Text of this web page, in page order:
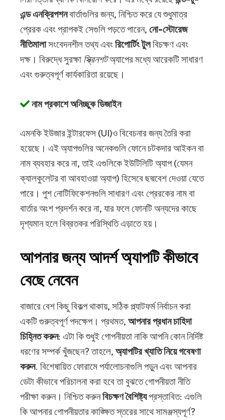
এন্ড এনক্রিপশনবার্তাগুলির জন্য, নিশ্চিত করে যে শুধুমাত্র
প্রেরক এবং প্রাপকই সেগুলি পড়তে পারেন,নো-স্টোরেজ
নীতিমালাসংবেদনশীল তথ্য এবংরিপোর্টিং টুলবিচক্ষণ এবং
দক্ষ। বিরুদ্ধে সুরক্ষা স্ক্রিনশটঅ্যাপের মধ্যে আরেকটি সাধারণ
এবং গুরুত্বপূর্ণ কার্যকারিতা রয়েছে।
নাম প্রকাশে অনিচ্ছুক ডিজাইন
এমনকি ইউজার ইন্টারফেস (UI)ও বিবেচনার জন্য তৈরি করা
হয়েছে। এই অ্যাপগুলির অনেকগুলি ফোনে চটকদার আইকন বা
নাম ব্যবহার করে না, তাই এগুলিকে ইউটিলিটি অ্যাপ (যেমন
ক্যালকুলেটর বা আবহাওয়া অ্যাপ) হিসেবে ছদ্মবেশ দেওয়া যেতে
পারে। পুশ নোটিফিকেশনগুলি সাধারণ এবং প্রেরকের নাম বা
বার্তার অংশ প্রদর্শন করে না, যার ফলে ফোনটি অন্যদের কাছে
দৃশ্যমান হলে বিব্রতকর পরিস্থিতি এড়াতে হয়।
আপনার জন্য আদর্শ অ্যাপটি কীভাবে
বেছে নেবেন
বাজারে বেশ কিছু বিকল্প থাকায়, সঠিক প্ল্যাটফর্ম নির্বাচন করা
একটি গুরুত্বপূর্ণ পদক্ষেপ। প্রথমত,আপনার প্রধান চাহিদা
চিহ্নিত করুন: এটা কি শুধুই গোপনীয়তা নাকি আপনি কোন নির্দিষ্ট
ধরণের সম্পর্ক খুঁজছেন? তাহলে,অ্যাপটির খ্যাতি নিয়ে গবেষণা
করুন. বিশেষায়িত ফোরামে পর্যালোচনাগুলি পড়ুন এবং আপনার
ডেটা কীভাবে পরিচালনা করা হবে তা বুঝতে গোপনীয়তা নীতি
পরীক্ষা করুন। নিশ্চিত করুনবিচক্ষণ বৈশিষ্ট্যপ্রস্তাবিত: এগুলি
কি আপনার গোপনীয়তার কাঙ্ক্ষিত স্তরের সাথে সামঞ্জস্যপূর্ণ?